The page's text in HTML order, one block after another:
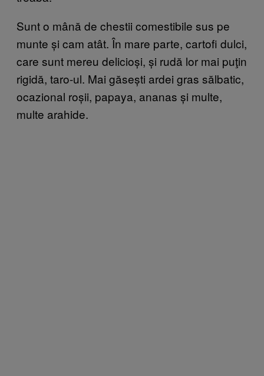
Sunt o mână de chestii comestibile sus pe
munte și cam atât. În mare parte, cartofi dulci,
care sunt mereu delicioși, și rudă lor mai puţin
rigidă, taro-ul. Mai găsești ardei gras sălbatic,
ocazional roșii, papaya, ananas și multe,
multe arahide.